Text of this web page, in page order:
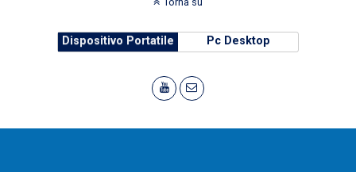
Dispositivo Portatile Pc Desktop